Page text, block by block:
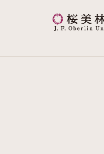
桜美林大学 トップページ